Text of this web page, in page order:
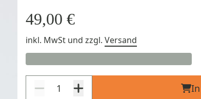
49,00 €
inkl. MwSt und zzgl. Versand